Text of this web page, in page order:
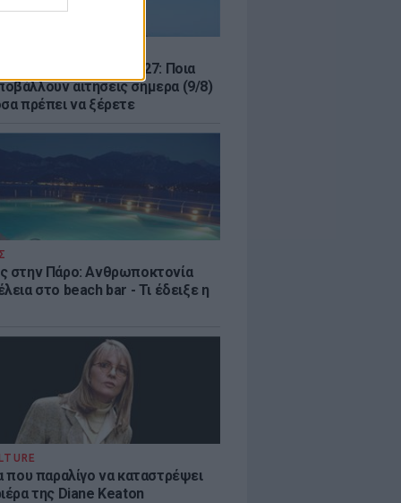
για Όλους 2026-2027: Ποια
αιτήσεις σήμερα (9/8)
πρέπει να ξέρετε
στην Πάρο: Ανθρωποκτονία
στο beach bar - Τι έδειξε η
που παραλίγο να καταστρέψει
της Diane Keaton